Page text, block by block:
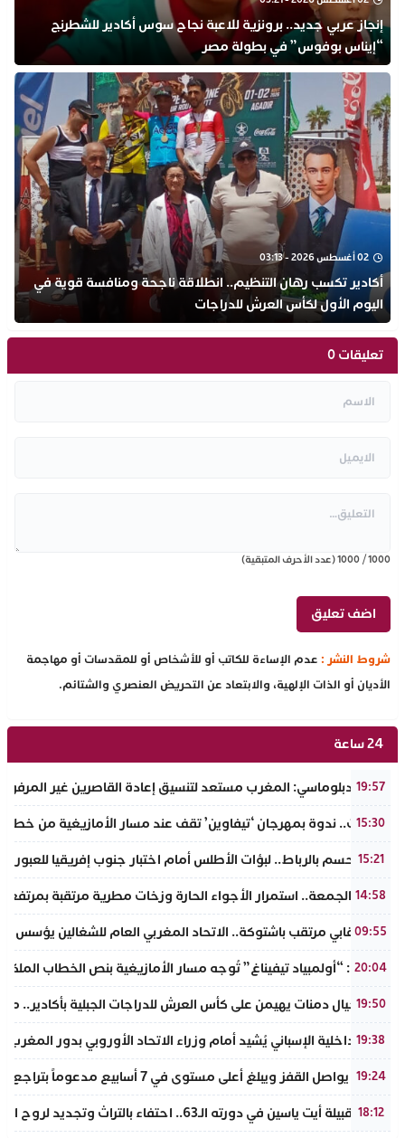
إنجاز عربي جديد.. برونزية للاعبة نجاح سوس أكادير للشطرنج
“إيناس بوفوس” في بطولة مصر
02 أغسطس 2026 - 03:13
أكادير تكسب رهان التنظيم.. انطلاقة ناجحة ومنافسة قوية في
اليوم الأول لكأس العرش للدراجات
تعليقات 0
1000
/
1000(عدد الأحرف المتبقية)
شروط النشر : عدم الإساءة للكاتب أو للأشخاص أو للمقدسات أو مهاجمة
الأديان أو الذات الإلهية، والابتعاد عن التحريض العنصري والشتائم.
24 ساعة
19:57
مصدر دبلوماسي: المغرب مستعد لتنسيق إعادة القاصرين غير
15:30
تافراوت.. ندوة بمهرجان ‘تيفاوين’ تقف عند مسار الأمازيغية من
15:21
سبت الحسم بالرباط.. لبؤات الأطلس أمام اختبار جنوب إفريقيا للعبور
14:58
طقس الجمعة.. استمرار الأجواء الحارة وزخات مطرية مرتقبة
09:55
حدث نقابي مرتقب باشتوكة.. الاتحاد المغربي العام للشغالين
20:04
تفراوت: “أولمبياد تيفيناغ” تُوجه مسار الأمازيغية بنص الخطاب الملكي
19:50
نادي أجيال دمنات يهيمن على كأس العرش للدراجات الجبلية بأكادير..
19:38
وزير الداخلية الإسباني يُشيد أمام وزراء الاتحاد الأوروبي بدور
19:24
الذهب يواصل القفز ويبلغ أعلى مستوى في 7 أسابيع مدعوماً بتراجع الدولار وانخفاض عوائد السندات
18:12
ملتقى قبيلة أيت ياسين في دورته الـ63.. احتفاء بالتراث وتجديد لروح الانتماء الوطني